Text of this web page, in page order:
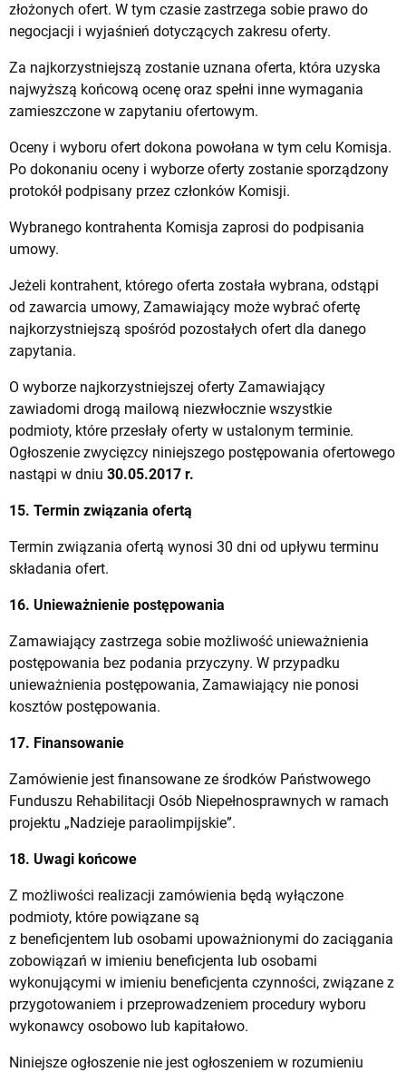
złożonych ofert. W tym czasie zastrzega sobie prawo do
negocjacji i wyjaśnień dotyczących zakresu oferty.
Za najkorzystniejszą zostanie uznana oferta, która uzyska
najwyższą końcową ocenę oraz spełni inne wymagania
zamieszczone w zapytaniu ofertowym.
Oceny i wyboru ofert dokona powołana w tym celu Komisja.
Po dokonaniu oceny i wyborze oferty zostanie sporządzony
protokół podpisany przez członków Komisji.
Wybranego kontrahenta Komisja zaprosi do podpisania
umowy.
Jeżeli kontrahent, którego oferta została wybrana, odstąpi
od zawarcia umowy, Zamawiający może wybrać ofertę
najkorzystniejszą spośród pozostałych ofert dla danego
zapytania.
O wyborze najkorzystniejszej oferty Zamawiający
zawiadomi drogą mailową niezwłocznie wszystkie
podmioty, które przesłały oferty w ustalonym terminie.
Ogłoszenie zwycięzcy niniejszego postępowania ofertowego
nastąpi w dniu 30.05.2017 r.
15. Termin związania ofertą
Termin związania ofertą wynosi 30 dni od upływu terminu
składania ofert.
16. Unieważnienie postępowania
Zamawiający zastrzega sobie możliwość unieważnienia
postępowania bez podania przyczyny. W przypadku
unieważnienia postępowania, Zamawiający nie ponosi
kosztów postępowania.
17. Finansowanie
Zamówienie jest finansowane ze środków Państwowego
Funduszu Rehabilitacji Osób Niepełnosprawnych w ramach
projektu „Nadzieje paraolimpijskie”.
18. Uwagi końcowe
Z możliwości realizacji zamówienia będą wyłączone
podmioty, które powiązane są
z beneficjentem lub osobami upoważnionymi do zaciągania
zobowiązań w imieniu beneficjenta lub osobami
wykonującymi w imieniu beneficjenta czynności, związane z
przygotowaniem i przeprowadzeniem procedury wyboru
wykonawcy osobowo lub kapitałowo.
Niniejsze ogłoszenie nie jest ogłoszeniem w rozumieniu